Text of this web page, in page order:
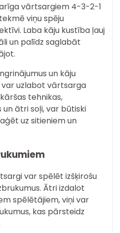
vārtsargiem 4-3-2-1
viņu spēju
Laba kāju kustība ļauj
un palīdz saglabāt
un kāju
var uzlabot vārtsarga
tehnikas,
ātri soļi, var būtiski
uz sitieniem un
var spēlēt izšķirošu
Ātri izdalot
spēlētājiem, viņi var
kas pārsteidz